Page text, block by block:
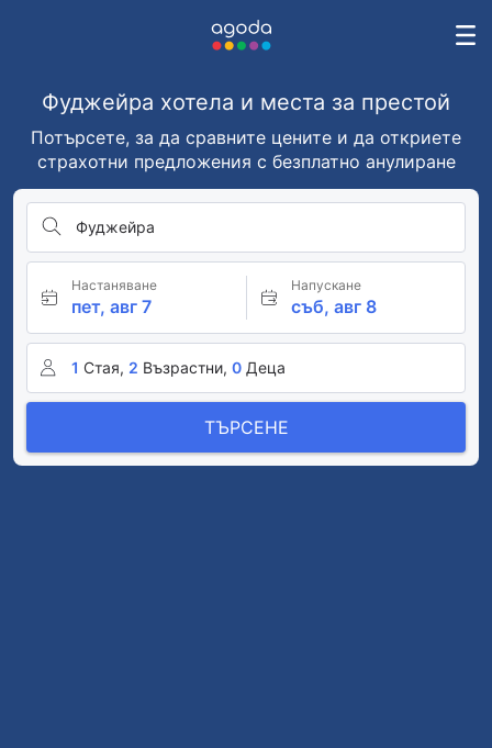
Фуджейра хотела и места за престой
Потърсете, за да сравните цените и да откриете
страхотни предложения с безплатно анулиране
Фуджейра
Настаняване
пет, авг 7
Напускане
съб, авг 8
1 Стая, 2 Възрастни, 0 Деца
ТЪРСЕНЕ